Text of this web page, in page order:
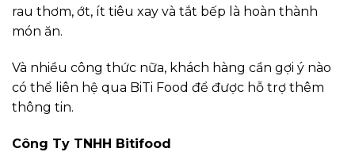
rau thơm, ớt, ít tiêu xay và tắt bếp là hoàn thành
món ăn.
Và nhiều công thức nữa, khách hàng cần gợi ý nào
có thể liên hệ qua BiTi Food để được hỗ trợ thêm
thông tin.
Công Ty TNHH Bitifood